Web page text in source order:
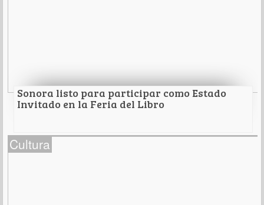
Leer Más
Sonora listo para participar como Estado
Invitado en la Feria del Libro
Sonora listo para participar como Estado
Cultura